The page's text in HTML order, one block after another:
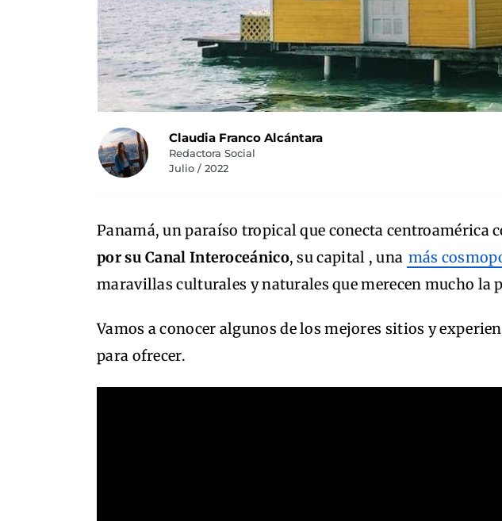
Claudia Franco Alcántara
Redactora Social
Julio / 2022
Panamá, un paraíso tropical que conecta centroamérica
por su Canal Interoceánico, su capital , una más
maravillas culturales y naturales que merecen mucho la
Vamos a conocer algunos de los mejores sitios y
para ofrecer.